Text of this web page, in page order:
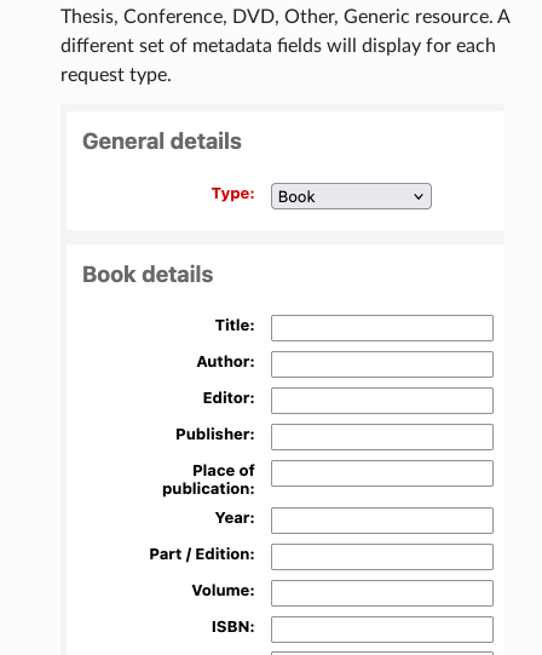
Thesis, Conference, DVD, Other, Generic resource. A
different set of metadata fields will display for each
request type.